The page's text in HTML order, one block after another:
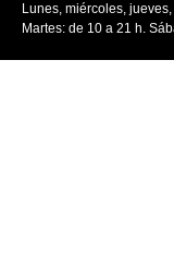
Lunes, miércoles,
Martes: de 10 a 21 h.